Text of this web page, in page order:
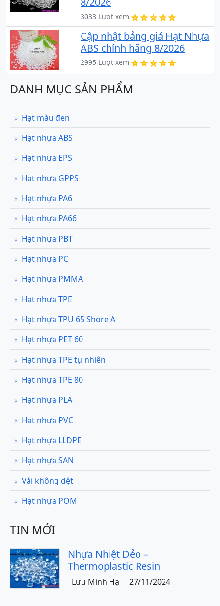
3033 Lượt xem
Cập nhật bảng giá Hạt Nhựa
ABS chính hãng 8/2026
2995 Lượt xem
DANH MỤC SẢN PHẨM
Hạt màu đen
Hạt nhựa ABS
Hạt nhựa EPS
Hạt nhựa GPPS
Hạt nhựa PA6
Hạt nhựa PA66
Hạt nhựa PBT
Hạt nhựa PC
Hạt nhựa PMMA
Hạt nhựa TPE
Hạt nhựa TPU 65 Shore A
Hạt nhựa PET 60
Hạt nhựa TPE tự nhiên
Hạt nhựa TPE 80
Hạt nhựa PLA
Hạt nhựa PVC
Hạt nhựa LLDPE
Hạt nhựa SAN
Vải không dệt
Hạt nhựa POM
TIN MỚI
Nhựa Nhiệt Dẻo –
Thermoplastic Resin
Lưu Minh Hạ 27/11/2024